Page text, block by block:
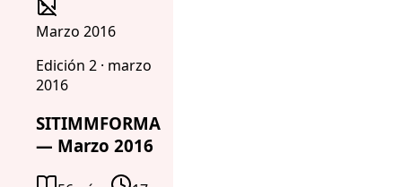
Marzo 2016
Edición 2 · marzo
2016
SITIMMFORMA
— Marzo 2016